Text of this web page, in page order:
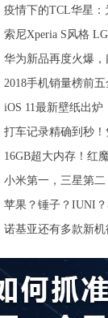
疫情下的TCL华星
索尼Xperia S风格
华为新品再度火爆，
2018手机销量榜前五
iOS 11最新壁纸出炉
打车记录精确到秒
16GB超大内存！红
小米第一，三星第二
苹果？锤子？IUNI
诺基亚还有多款新